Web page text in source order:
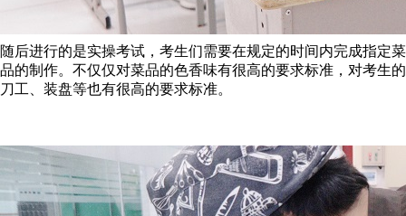
随后进行的是实操考试，考生们需要在规定的时间内完成指定菜
品的制作。不仅仅对菜品的色香味有很高的要求标准，对考生的
刀工、装盘等也有很高的要求标准。